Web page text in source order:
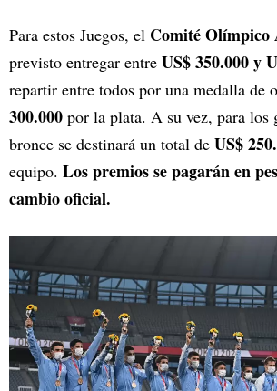
Para estos Juegos, el Comité Olímpico
previsto entregar entre US$350.000 y
repartir entre todos por una medalla de
300.000 por la plata. A su vez, para los
bronce se destinará un total de US$
equipo. Los premios se pagarán en
cambio oficial.